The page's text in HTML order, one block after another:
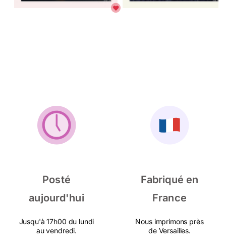
Posté
aujourd'hui
Jusqu'à 17h00 du lundi
au vendredi.
Fabriqué en
France
Nous imprimons près
de Versailles.